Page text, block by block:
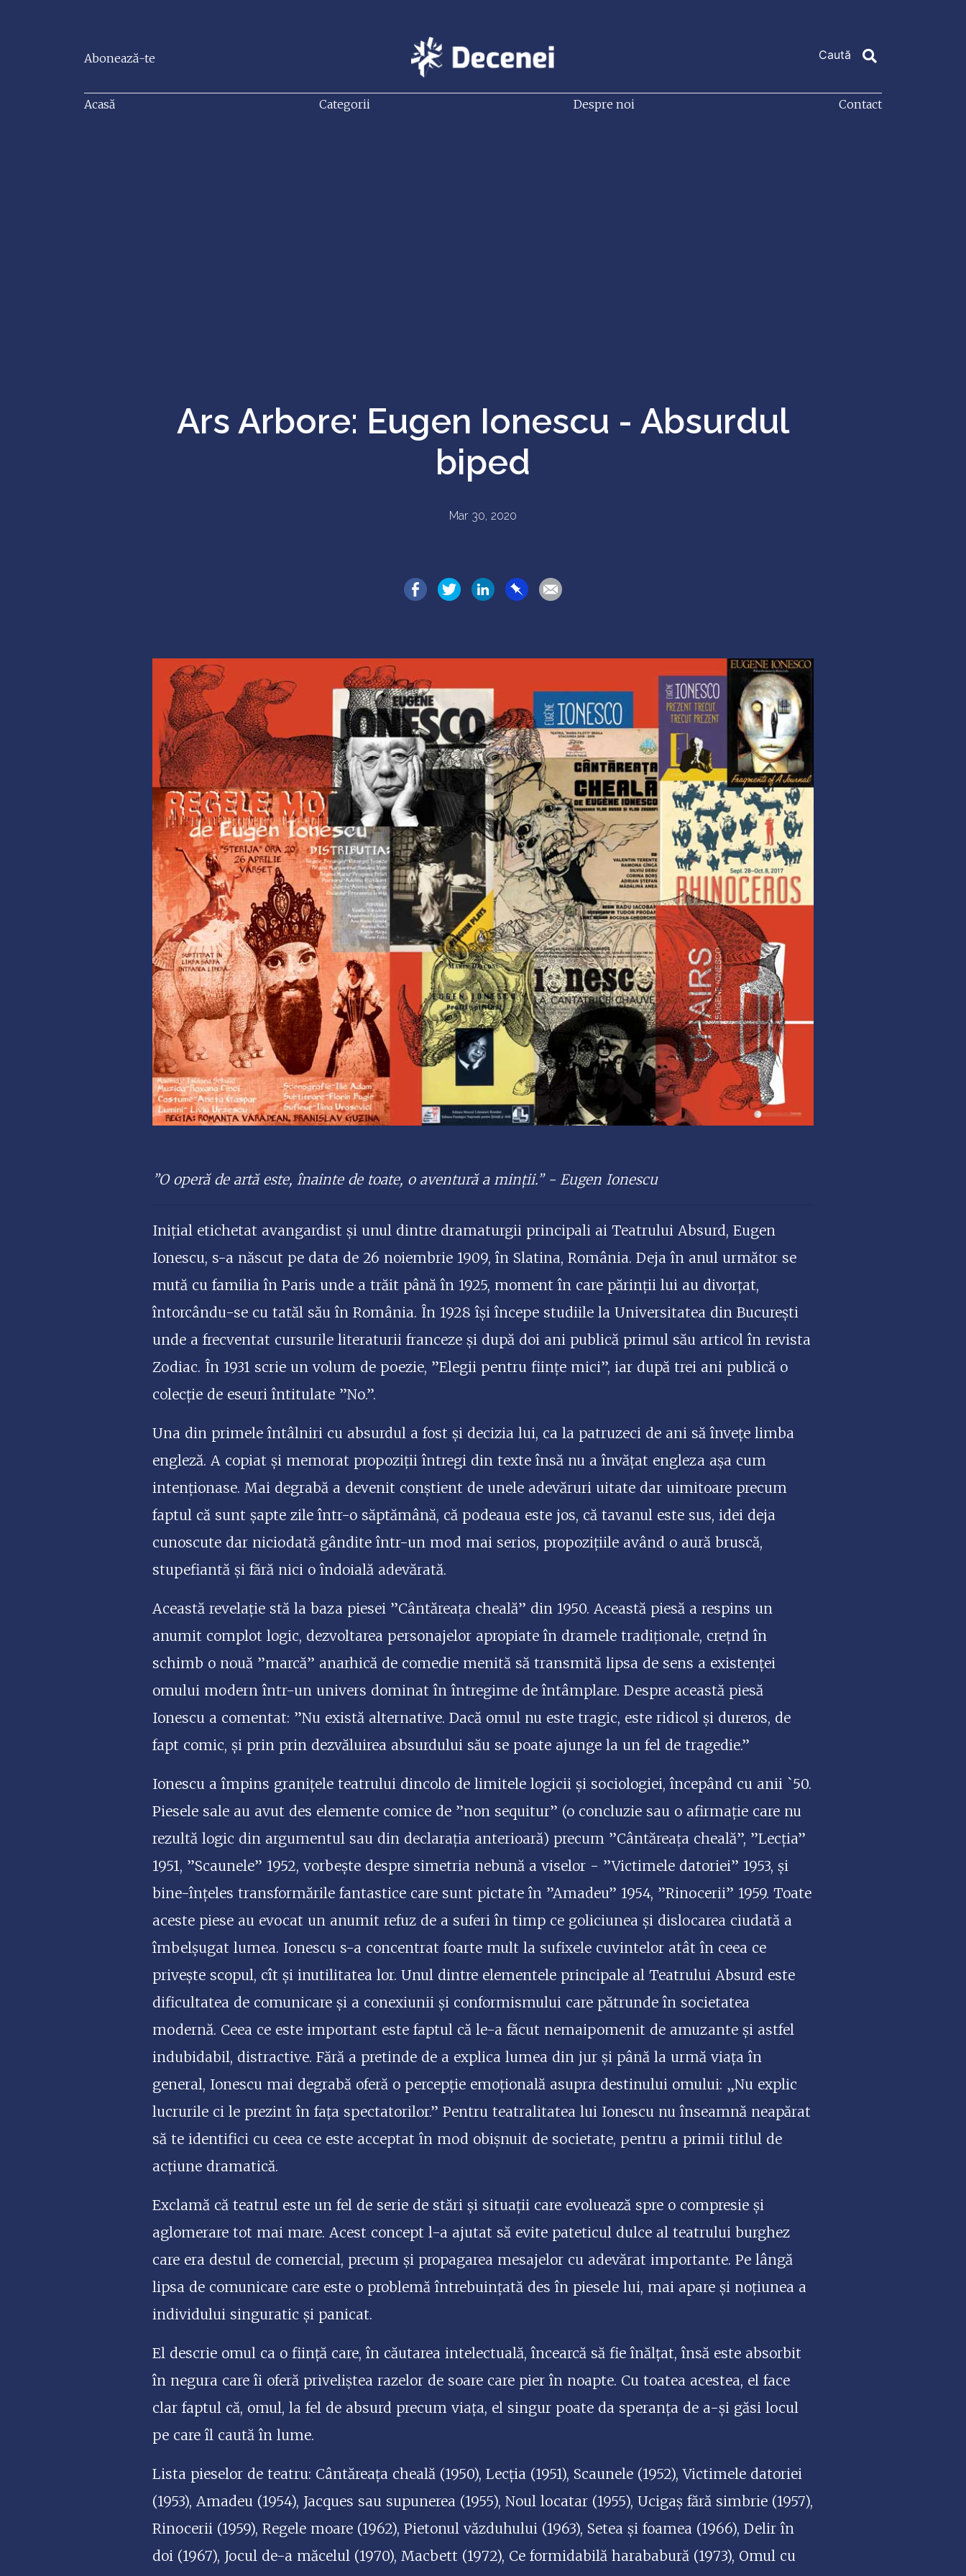
Abonează-te
Acasă Categorii Despre noi Contact
Ars Arbore: Eugen Ionescu - Absurdul
biped
Mar 30, 2020
”O operă de artă este, înainte de toate, o aventură a minţii.” - Eugen Ionescu
Inițial etichetat avangardist și unul dintre dramaturgii principali ai Teatrului Absurd, Eugen
Ionescu, s-a născut pe data de 26 noiembrie 1909, în Slatina, România. Deja în anul următor se
mută cu familia în Paris unde a trăit până în 1925, moment în care părinții lui au divorțat,
întorcându-se cu tatăl său în România. În 1928 își începe studiile la Universitatea din București
unde a frecventat cursurile literaturii franceze și după doi ani publică primul său articol în revista
Zodiac. În 1931 scrie un volum de poezie, ”Elegii pentru ființe mici”, iar după trei ani publică o
colecție de eseuri întitulate ”No.”.
Una din primele întâlniri cu absurdul a fost și decizia lui, ca la patruzeci de ani să învețe limba
engleză. A copiat și memorat propoziții întregi din texte însă nu a învățat engleza așa cum
intenționase. Mai degrabă a devenit conștient de unele adevăruri uitate dar uimitoare precum
faptul că sunt șapte zile într-o săptămână, că podeaua este jos, că tavanul este sus, idei deja
cunoscute dar niciodată gândite într-un mod mai serios, propozițiile având o aură bruscă,
stupefiantă și fără nici o îndoială adevărată.
Această revelație stă la baza piesei ”Cântăreața cheală” din 1950. Această piesă a respins un
anumit complot logic, dezvoltarea personajelor apropiate în dramele tradiționale, crețnd în
schimb o nouă ”marcă” anarhică de comedie menită să transmită lipsa de sens a existenței
omului modern într-un univers dominat în întregime de întâmplare. Despre această piesă
Ionescu a comentat: ”Nu există alternative. Dacă omul nu este tragic, este ridicol și dureros, de
fapt comic, și prin prin dezvăluirea absurdului său se poate ajunge la un fel de tragedie.”
Ionescu a împins granițele teatrului dincolo de limitele logicii și sociologiei, începând cu anii `50.
Piesele sale au avut des elemente comice de ”non sequitur” (o concluzie sau o afirmație care nu
rezultă logic din argumentul sau din declarația anterioară) precum ”Cântăreața cheală”, ”Lecția”
1951, ”Scaunele” 1952, vorbește despre simetria nebună a viselor - ”Victimele datoriei” 1953, și
bine-înțeles transformările fantastice care sunt pictate în ”Amadeu” 1954, ”Rinocerii” 1959. Toate
aceste piese au evocat un anumit refuz de a suferi în timp ce goliciunea și dislocarea ciudată a
îmbelșugat lumea. Ionescu s-a concentrat foarte mult la sufixele cuvintelor atât în ceea ce
privește scopul, cît și inutilitatea lor. Unul dintre elementele principale al Teatrului Absurd este
dificultatea de comunicare și a conexiunii și conformismului care pătrunde în societatea
modernă. Ceea ce este important este faptul că le-a făcut nemaipomenit de amuzante și astfel
indubidabil, distractive. Fără a pretinde de a explica lumea din jur și până la urmă viața în
general, Ionescu mai degrabă oferă o percepție emoțională asupra destinului omului: „Nu explic
lucrurile ci le prezint în fața spectatorilor.” Pentru teatralitatea lui Ionescu nu înseamnă neapărat
să te identifici cu ceea ce este acceptat în mod obișnuit de societate, pentru a primii titlul de
acțiune dramatică.
Exclamă că teatrul este un fel de serie de stări și situații care evoluează spre o compresie și
aglomerare tot mai mare. Acest concept l-a ajutat să evite pateticul dulce al teatrului burghez
care era destul de comercial, precum și propagarea mesajelor cu adevărat importante. Pe lângă
lipsa de comunicare care este o problemă întrebuințată des în piesele lui, mai apare și noțiunea a
individului singuratic și panicat.
El descrie omul ca o ființă care, în căutarea intelectuală, încearcă să fie înălțat, însă este absorbit
în negura care îi oferă priveliștea razelor de soare care pier în noapte. Cu toatea acestea, el face
clar faptul că, omul, la fel de absurd precum viața, el singur poate da speranța de a-și găsi locul
pe care îl caută în lume.
Lista pieselor de teatru: Cântăreața cheală (1950), Lecția (1951), Scaunele (1952), Victimele datoriei
(1953), Amadeu (1954), Jacques sau supunerea (1955), Noul locatar (1955), Ucigaș fără simbrie (1957),
Rinocerii (1959), Regele moare (1962), Pietonul văzduhului (1963), Setea și foamea (1966), Delir în
doi (1967), Jocul de-a măcelul (1970), Macbett (1972), Ce formidabilă harababură (1973), Omul cu